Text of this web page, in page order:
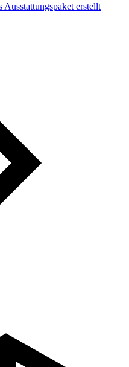
Ausstattungs­paket erstellt